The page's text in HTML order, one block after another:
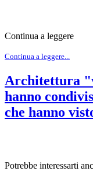
Continua a leggere
Continua a leggere...
Architettura
hanno
che hanno
Potrebbe interessarti